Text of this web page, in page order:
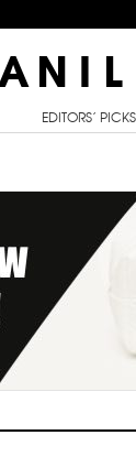
EDITORS’ PICKS